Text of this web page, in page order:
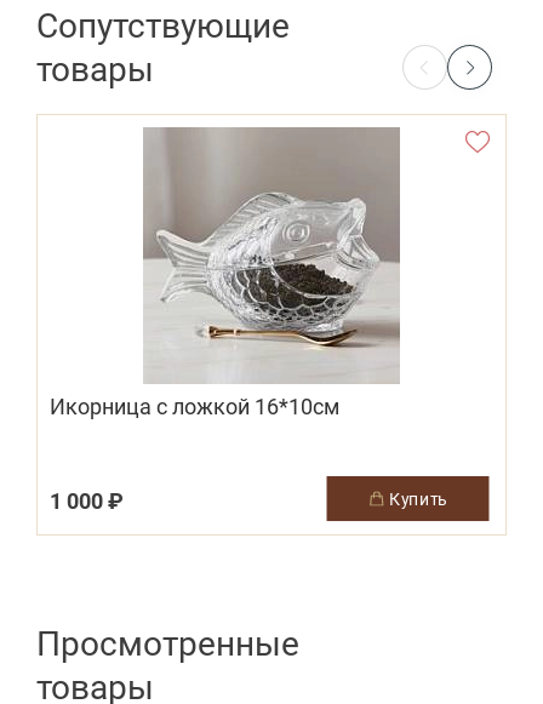
Сопутствующие
товары
Икорница с ложкой 16*10см
1 000 ₽ купить
Просмотренные
товары